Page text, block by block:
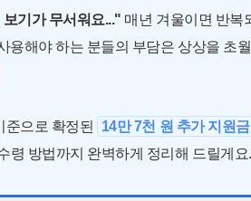
기가 무서워요..." 매년 겨울이면 반복
용해야 하는 분들의 부담은 상상을 초
준으로 확정된 14만 7천 원 추가 지원금
령 방법까지 완벽하게 정리해 드릴게